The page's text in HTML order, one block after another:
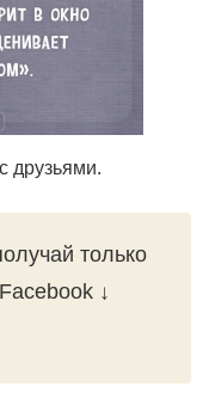
друзьями.
только
↓